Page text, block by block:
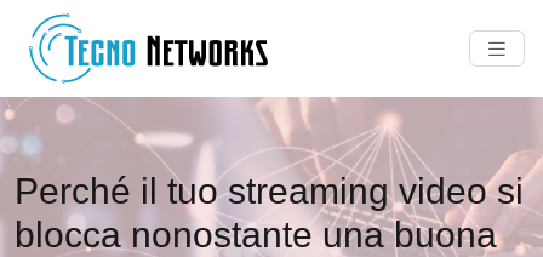
Perché il tuo streaming video si
blocca nonostante una buona